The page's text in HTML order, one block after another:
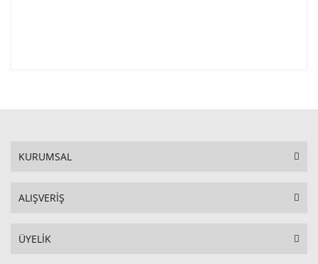
KURUMSAL
ALIŞVERİŞ
ÜYELİK